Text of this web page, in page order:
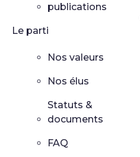
publications
Le parti
Nos valeurs
Nos élus
Statuts &
documents
FAQ